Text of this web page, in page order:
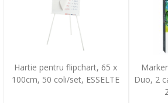
Hartie pentru flipchart, 65 x
100cm, 50 coli/set, ESSELTE
Duo, 2